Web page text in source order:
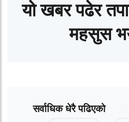
यो खबर पढेर
महसुस
सर्वाधिक धेरै पढिएको